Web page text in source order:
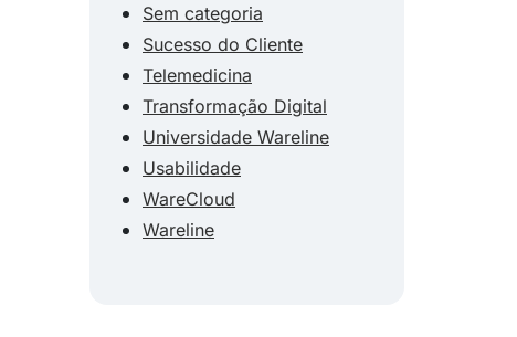
Sem categoria
Sucesso do Cliente
Telemedicina
Transformação Digital
Universidade Wareline
Usabilidade
WareCloud
Wareline